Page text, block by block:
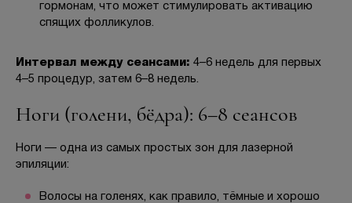
гормонам, что может стимулировать активацию
спящих фолликулов.
Интервал между сеансами: 4–6 недель для первых
4–5 процедур, затем 6–8 недель.
Ноги (голени, бёдра): 6–8 сеансов
Ноги — одна из самых простых зон для лазерной
эпиляции:
Волосы на голенях, как правило, тёмные и хорошо